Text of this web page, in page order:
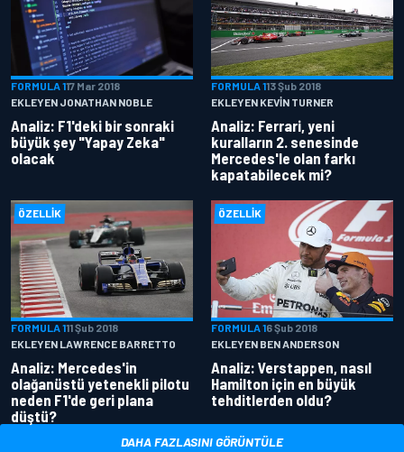
FORMULA 117 Mar 2018
EKLEYEN JONATHAN NOBLE
Analiz: F1'deki bir sonraki
büyük şey "Yapay Zeka"
olacak
FORMULA 113 Şub 2018
EKLEYEN KEVIN TURNER
Analiz: Ferrari, yeni
kuralların 2. senesinde
Mercedes'le olan farkı
kapatabilecek mi?
ÖZELLIK
FORMULA 111 Şub 2018
EKLEYEN LAWRENCE BARRETTO
Analiz: Mercedes'in
olağanüstü yetenekli pilotu
neden F1'de geri plana
düştü?
ÖZELLIK
FORMULA 16 Şub 2018
EKLEYEN BEN ANDERSON
Analiz: Verstappen, nasıl
Hamilton için en büyük
tehditlerden oldu?
DAHA FAZLASINI GÖRÜNTÜLE